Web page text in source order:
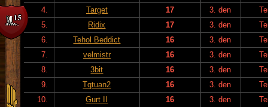
4.
Target 17 3. den
5.
Ridix 17 3. den
6.
Tehol Beddict 16 3. den
7.
velmistr 16 3. den
8.
3bit 16 3. den
9.
Tqtuan2 16 3. den
10.
Gurt II 16 3. den